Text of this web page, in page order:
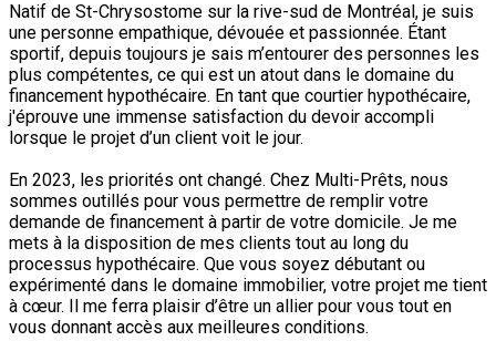
Natif de St-Chrysostome sur la rive-sud de Montréal, je suis
une personne empathique, dévouée et passionnée. Étant
sportif, depuis toujours je sais m’entourer des personnes les
plus compétentes, ce qui est un atout dans le domaine du
financement hypothécaire. En tant que courtier hypothécaire,
j'éprouve une immense satisfaction du devoir accompli
lorsque le projet d’un client voit le jour.
En 2023, les priorités ont changé. Chez Multi-Prêts, nous
sommes outillés pour vous permettre de remplir votre
demande de financement à partir de votre domicile. Je me
mets à la disposition de mes clients tout au long du
processus hypothécaire. Que vous soyez débutant ou
expérimenté dans le domaine immobilier, votre projet me tient
à cœur. Il me ferra plaisir d’être un allier pour vous tout en
vous donnant accès aux meilleures conditions.